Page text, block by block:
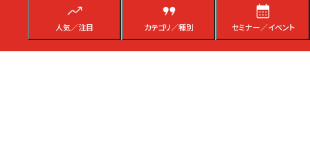
人気／注目 カテゴリ／種別 セミナー／イベント